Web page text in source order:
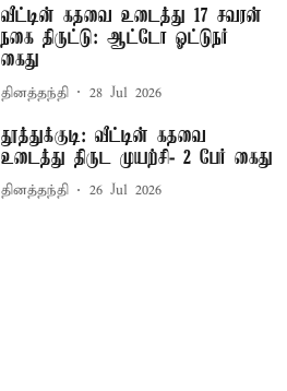
வீட்டின் கதவை உடைத்து 17 சவரன்
நகை திருட்டு: ஆட்டோ ஓட்டுநர்
கைது
தினத்தந்தி 28 Jul 2026
தூத்துக்குடி: வீட்டின் கதவை
உடைத்து திருட முயற்சி- 2 பேர் கைது
தினத்தந்தி 26 Jul 2026